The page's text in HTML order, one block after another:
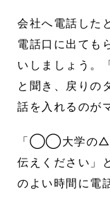
会社へ電話した
電話口に出ても
いしましょう。
と聞き、戻りの
話を入れるのが
「◯◯大学の△△
伝えください」
のよい時間に電